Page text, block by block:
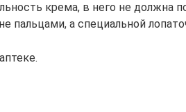
крема, в него не должна
пальцами, а специальной